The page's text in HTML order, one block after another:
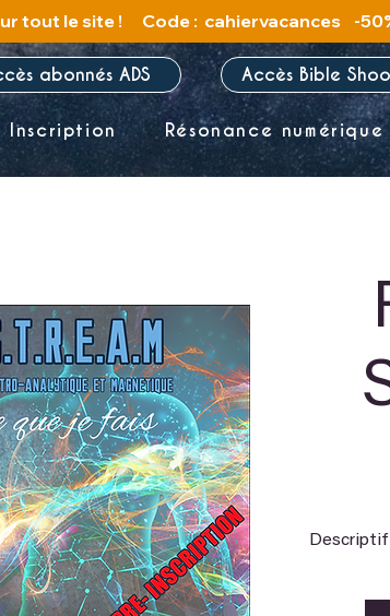
abonnés ADS Accès Bible
Inscription Résonance numérique